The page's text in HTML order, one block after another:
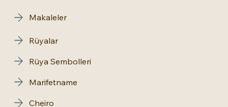
Makaleler
Rüyalar
Rüya Sembolleri
Marifetname
Cheiro